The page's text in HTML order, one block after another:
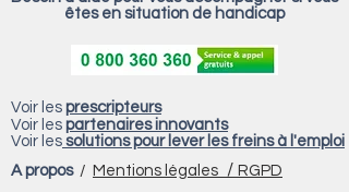
êtes en situation de handicap
Voir les prescripteurs
Voir les partenaires innovants
Voir les solutions pour lever les freins à l'emploi
A propos/ Mentions légales / RGPD